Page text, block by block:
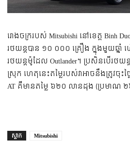
រោងចក្រ​របស់ Mitsubishi នៅ​ខេត្ត​ Binh
រថយន្ត​បាន​ ១០ ០០០ គ្រឿង ក្នុង​មួយ​ឆ្ន
រថយន្ត​ម៉ូដែល Outlander។ ប្រសិន​បើ​​រថយន្
ស្រុក ហេតុ​នេះ​តម្លៃ​របស់​វា​អាច​នឹង​ត្រូវ​ចុះ​ថ្ល
AT គឺ​មាន​តម្លៃ​ ៦២០ លាន​ដុង (ប្រមាណ
ស្លាក Mitsubishi